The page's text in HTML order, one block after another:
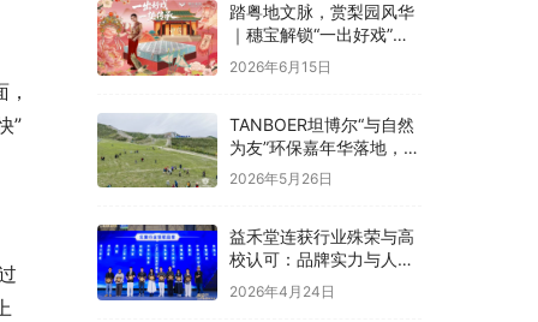
”
踏粤地文脉，赏梨园风华
｜穗宝解锁“一出好戏”文
化溯源之旅
2026年6月15日
TANBOER坦博尔“与自然
为友”环保嘉年华落地，构
建四季户外可持续实践
2026年5月26日
益禾堂连获行业殊荣与高
校认可：品牌实力与人才
战略双线并进
2026年4月24日